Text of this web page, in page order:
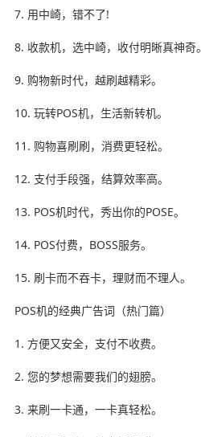
7. 用中崎，错不了!
8. 收款机，选中崎，收付明晰真神奇。
9. 购物新时代，越刷越精彩。
10. 玩转POS机，生活新转机。
11. 购物喜刷刷，消费更轻松。
12. 支付手段强，结算效率高。
13. POS机时代，秀出你的POSE。
14. POS付费，BOSS服务。
15. 刷卡而不吞卡，理财而不理人。
POS机的经典广告词（热门篇）
1. 方便又安全，支付不收费。
2. 您的梦想需要我们的翅膀。
3. 来刷一卡通，一卡真轻松。